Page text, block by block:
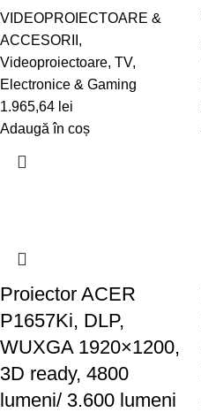
VIDEOPROIECTOARE &
ACCESORII ,
Videoproiectoare, TV,
Electronice & Gaming
1.965,64 lei
Adaugă în coș
Proiector ACER
P1657Ki, DLP,
WUXGA 1920×1200,
3D ready, 4800
lumeni/ 3.600 lumeni